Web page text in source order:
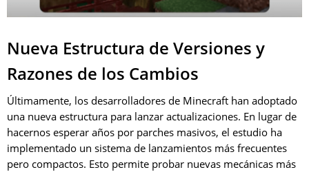
Nueva Estructura de Versiones y
Razones de los Cambios
Últimamente, los desarrolladores de Minecraft han adoptado
una nueva estructura para lanzar actualizaciones. En lugar de
hacernos esperar años por parches masivos, el estudio ha
implementado un sistema de lanzamientos más frecuentes
pero compactos. Esto permite probar nuevas mecánicas más